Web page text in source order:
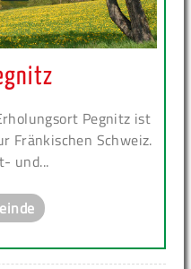
Pegnitz ist
Fränkischen Schweiz.
und...